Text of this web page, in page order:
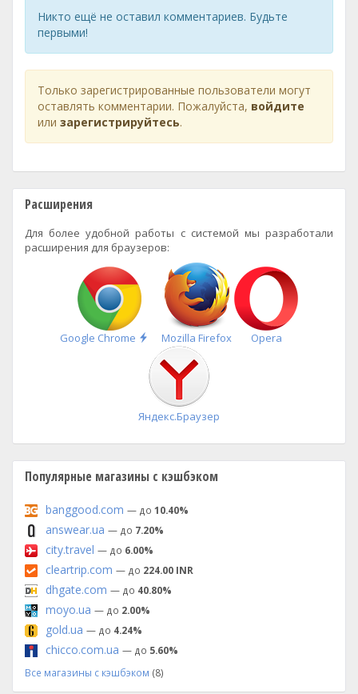
Никто ещё не оставил комментариев. Будьте
первыми!
Только зарегистрированные пользователи могут
оставлять комментарии. Пожалуйста, войдите
или зарегистрируйтесь.
Расширения
Для более удобной работы с системой мы разработали
расширения для браузеров:
Google Chrome
Быстрая
установка
Mozilla Firefox Opera
Яндекс.Браузер
Популярные магазины с кэшбэком
banggood.com — до 10.40%
answear.ua — до 7.20%
city.travel — до 6.00%
cleartrip.com — до 224.00 INR
dhgate.com — до 40.80%
moyo.ua — до 2.00%
gold.ua — до 4.24%
chicco.com.ua — до 5.60%
Все магазины с кэшбэком (8)